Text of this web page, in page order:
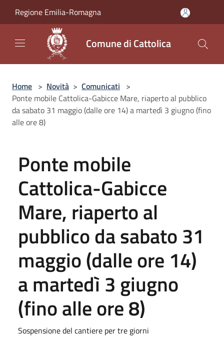
Regione Emilia-Romagna
Comune di Cattolica
Home > Novità > Comunicati >
Ponte mobile Cattolica-Gabicce Mare, riaperto al pubblico
da sabato 31 maggio (dalle ore 14) a martedì 3 giugno (fino
alle ore 8)
Ponte mobile
Cattolica-Gabicce
Mare, riaperto al
pubblico da sabato 31
maggio (dalle ore 14)
a martedì 3 giugno
(fino alle ore 8)
Sospensione del cantiere per tre giorni